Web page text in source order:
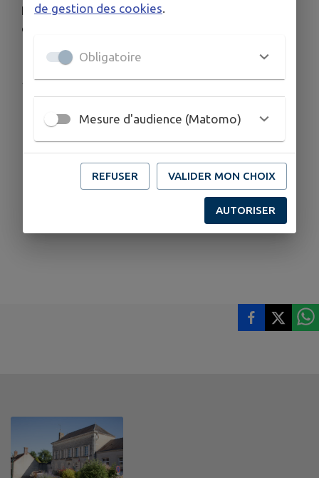
Pendant la fermeture, les sacs jaunes seront
disponibles en mairie.
Publié par mairie Avezé
de gestion des cookies
Obligatoire
Mesure d'audience (Matomo)
REFUSER VALIDER MON CHOIX
AUTORISER